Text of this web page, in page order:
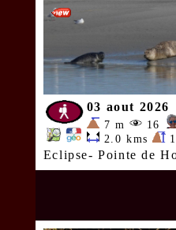
03 aout 2026
7 m
16
2.0 kms
Eclipse- Pointe de